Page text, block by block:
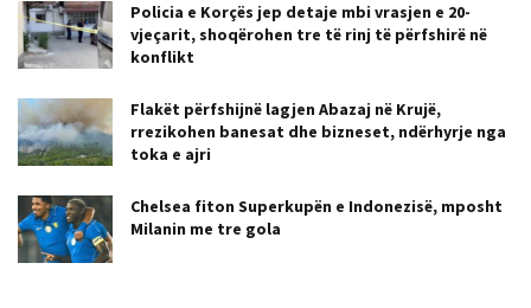
Policia e Korçës jep detaje mbi vrasjen e 20-
vjeçarit, shoqërohen tre të rinj të përfshirë në
konflikt
Flakët përfshijnë lagjen Abazaj në Krujë,
rrezikohen banesat dhe bizneset, ndërhyrje nga
toka e ajri
Chelsea fiton Superkupën e Indonezisë, mposht
Milanin me tre gola